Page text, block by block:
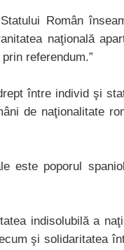
Român
naţională
referendum.”
între individ şi
de naţionalitate
este poporul
indisolubilă a
şi solidaritatea